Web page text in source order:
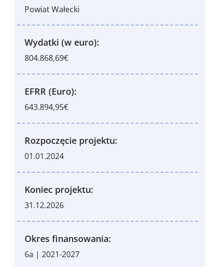
Powiat Wałecki
Wydatki (w euro):
804.868,69€
EFRR (Euro):
643.894,95€
Rozpoczęcie projektu:
01.01.2024
Koniec projektu:
31.12.2026
Okres finansowania:
6a | 2021-2027